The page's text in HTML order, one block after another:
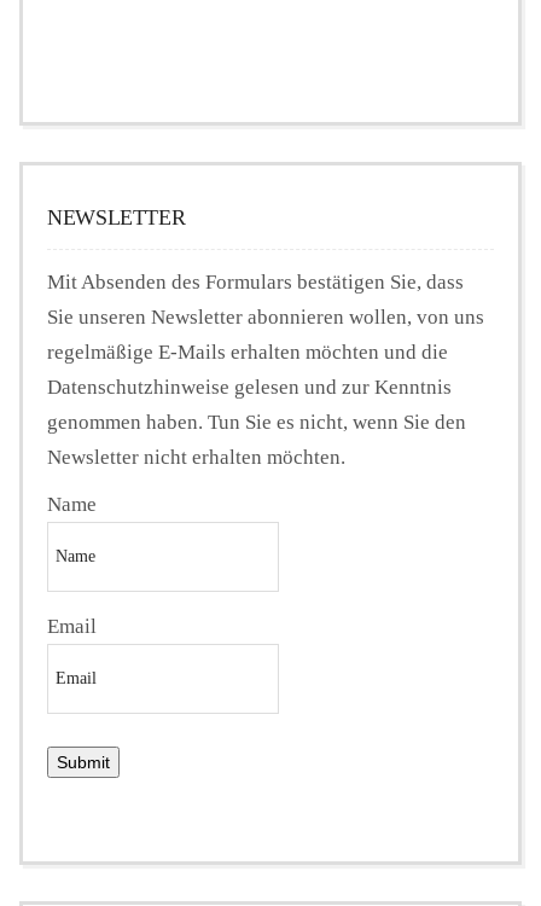
NEWSLETTER
Mit Absenden des Formulars bestätigen Sie, dass
Sie unseren Newsletter abonnieren wollen, von uns
regelmäßige E-Mails erhalten möchten und die
Datenschutzhinweise gelesen und zur Kenntnis
genommen haben. Tun Sie es nicht, wenn Sie den
Newsletter nicht erhalten möchten.
Name
Email